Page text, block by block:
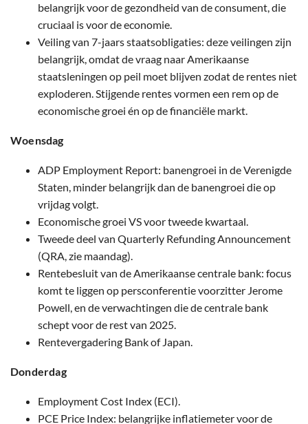
belangrijk voor de gezondheid van de consument, die
cruciaal is voor de economie.
Veiling van 7-jaars staatsobligaties: deze veilingen zijn
belangrijk, omdat de vraag naar Amerikaanse
staatsleningen op peil moet blijven zodat de rentes niet
exploderen. Stijgende rentes vormen een rem op de
economische groei én op de financiële markt.
Woensdag
ADP Employment Report: banengroei in de Verenigde
Staten, minder belangrijk dan de banengroei die op
vrijdag volgt.
Economische groei VS voor tweede kwartaal.
Tweede deel van Quarterly Refunding Announcement
(QRA, zie maandag).
Rentebesluit van de Amerikaanse centrale bank: focus
komt te liggen op persconferentie voorzitter Jerome
Powell, en de verwachtingen die de centrale bank
schept voor de rest van 2025.
Rentevergadering Bank of Japan.
Donderdag
Employment Cost Index (ECI).
PCE Price Index: belangrijke inflatiemeter voor de